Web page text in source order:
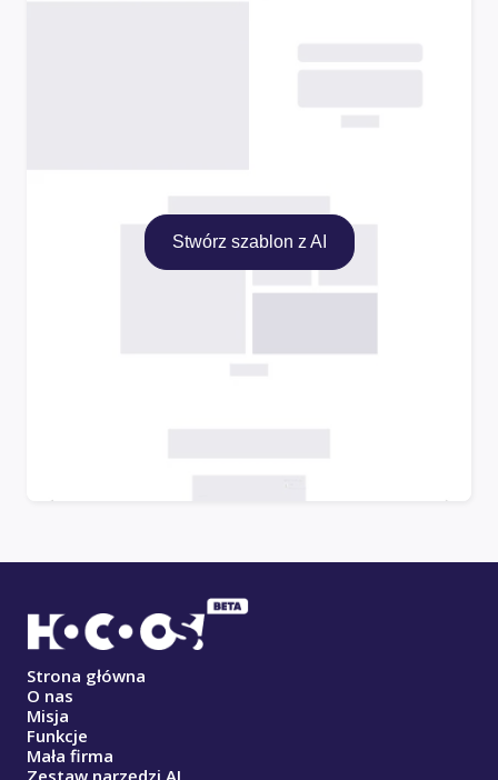
Stwórz szablon z AI
Strona główna
O nas
Misja
Funkcje
Mała firma
Zestaw narzędzi AI